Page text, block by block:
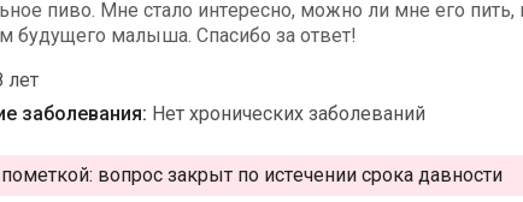
пиво. Мне стало интересно, можно ли мне его
будущего малыша. Спасибо за ответ!
лет
заболевания: Нет хронических заболеваний
вопрос закрыт по истечении срока давности